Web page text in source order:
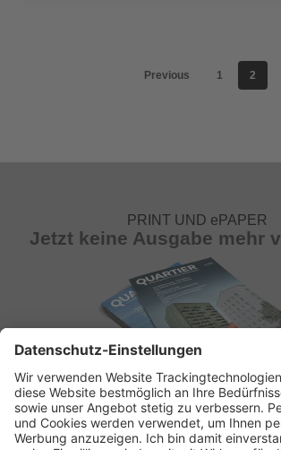
Previous 1 2
PRINT UND ePAPER
Jetzt keine Ausgabe mehr
ABONNEMENT